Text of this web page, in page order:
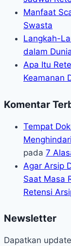
Manfaat
Swasta
Langkah-
dalam
Apa Itu
Keamanan
Komentar
Tempat
pada 7
Agar Arsip
Saat Masa
Retensi
Newsletter
Dapatkan